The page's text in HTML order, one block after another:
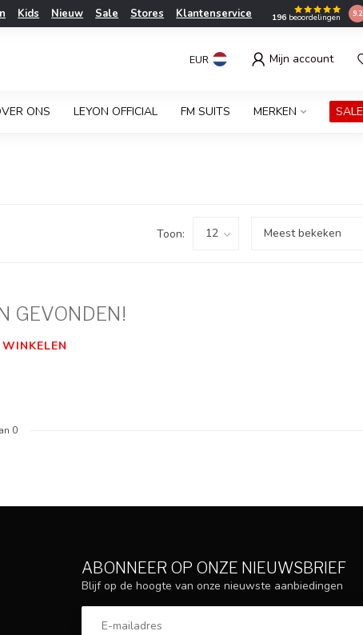
Kids Nieuw Sale Stores Klantenservice 196 beoordelingen 9.2
EUR Mijn account
ONS LEYON OFFICIAL FM SUITS MERKEN SALE
Toon:
GEVONDEN!
0
ABONNEER OP ONZE NIEUWSBRIEF
Blijf op de hoogte van onze nieuwste aanbiedingen